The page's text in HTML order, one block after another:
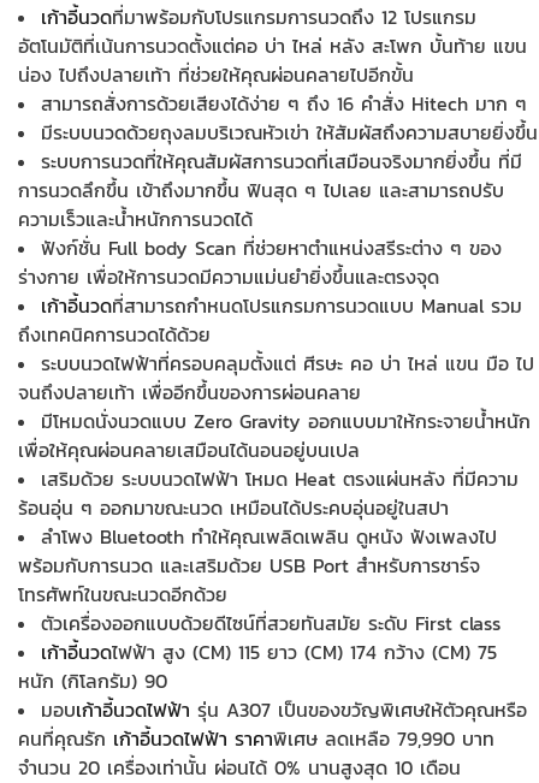
เก้าอี้นวดที่มาพร้อมกับโปรแกรมการนวดถึง 12 โปรแกรม
อัตโนมัติที่เน้นการนวดตั้งแต่คอ บ่า ไหล่ หลัง สะโพก บั้นท้าย แขน
น่อง ไปถึงปลายเท้า ที่ช่วยให้คุณผ่อนคลายไปอีกขั้น
สามารถสั่งการด้วยเสียงได้ง่าย ๆ ถึง 16 คำสั่ง Hitech มาก ๆ
มีระบบนวดด้วยถุงลมบริเวณหัวเข่า ให้สัมผัสถึงความสบายยิ่งขึ้น
ระบบการนวดที่ให้คุณสัมผัสการนวดที่เสมือนจริงมากยิ่งขึ้น ที่มี
การนวดลึกขึ้น เข้าถึงมากขึ้น ฟินสุด ๆ ไปเลย และสามารถปรับ
ความเร็วและน้ำหนักการนวดได้
ฟังก์ชั่น Full body Scan ที่ช่วยหาตำแหน่งสรีระต่าง ๆ ของ
ร่างกาย เพื่อให้การนวดมีความแม่นยำยิ่งขึ้นและตรงจุด
เก้าอี้นวดที่สามารถกำหนดโปรแกรมการนวดแบบ Manual รวม
ถึงเทคนิคการนวดได้ด้วย
ระบบนวดไฟฟ้าที่ครอบคลุมตั้งแต่ ศีรษะ คอ บ่า ไหล่ แขน มือ ไป
จนถึงปลายเท้า เพื่ออีกขึ้นของการผ่อนคลาย
มีโหมดนั่งนวดแบบ Zero Gravity ออกแบบมาให้กระจายน้ำหนัก
เพื่อให้คุณผ่อนคลายเสมือนได้นอนอยู่บนเปล
เสริมด้วย ระบบนวดไฟฟ้า โหมด Heat ตรงแผ่นหลัง ที่มีความ
ร้อนอุ่น ๆ ออกมาขณะนวด เหมือนได้ประคบอุ่นอยู่ในสปา
ลำโพง Bluetooth ทำให้คุณเพลิดเพลิน ดูหนัง ฟังเพลงไป
พร้อมกับการนวด และเสริมด้วย USB Port สำหรับการชาร์จ
โทรศัพท์ในขณะนวดอีกด้วย
ตัวเครื่องออกแบบด้วยดีไซน์ที่สวยทันสมัย ระดับ First class
เก้าอี้นวดไฟฟ้า สูง (CM) 115 ยาว (CM) 174 กว้าง (CM) 75
หนัก (กิโลกรัม) 90
มอบเก้าอี้นวดไฟฟ้า รุ่น A307 เป็นของขวัญพิเศษให้ตัวคุณหรือ
คนที่คุณรัก เก้าอี้นวดไฟฟ้า ราคาพิเศษ ลดเหลือ 79,990 บาท
จำนวน 20 เครื่องเท่านั้น ผ่อนได้ 0% นานสูงสุด 10 เดือน